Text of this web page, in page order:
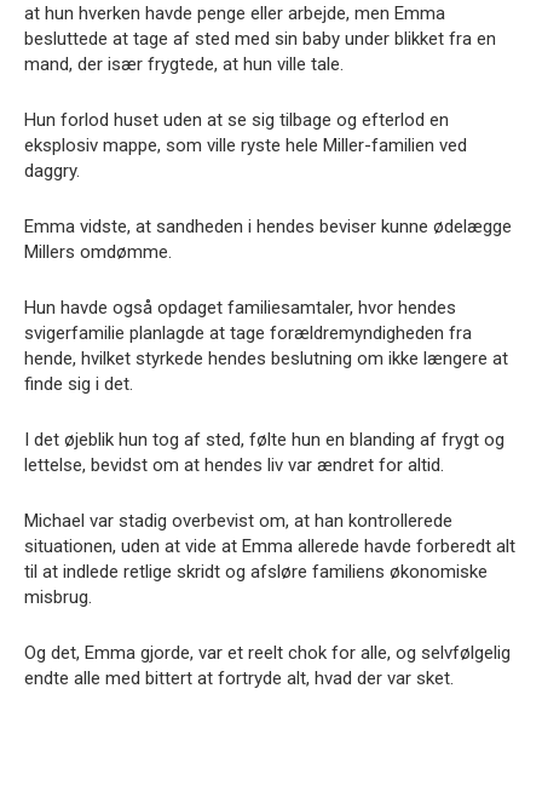
at hun hverken havde penge eller arbejde, men Emma
besluttede at tage af sted med sin baby under blikket fra en
mand, der især frygtede, at hun ville tale.
Hun forlod huset uden at se sig tilbage og efterlod en
eksplosiv mappe, som ville ryste hele Miller-familien ved
daggry.
Emma vidste, at sandheden i hendes beviser kunne ødelægge
Millers omdømme.
Hun havde også opdaget familiesamtaler, hvor hendes
svigerfamilie planlagde at tage forældremyndigheden fra
hende, hvilket styrkede hendes beslutning om ikke længere at
finde sig i det.
I det øjeblik hun tog af sted, følte hun en blanding af frygt og
lettelse, bevidst om at hendes liv var ændret for altid.
Michael var stadig overbevist om, at han kontrollerede
situationen, uden at vide at Emma allerede havde forberedt alt
til at indlede retlige skridt og afsløre familiens økonomiske
misbrug.
Og det, Emma gjorde, var et reelt chok for alle, og selvfølgelig
endte alle med bittert at fortryde alt, hvad der var sket.